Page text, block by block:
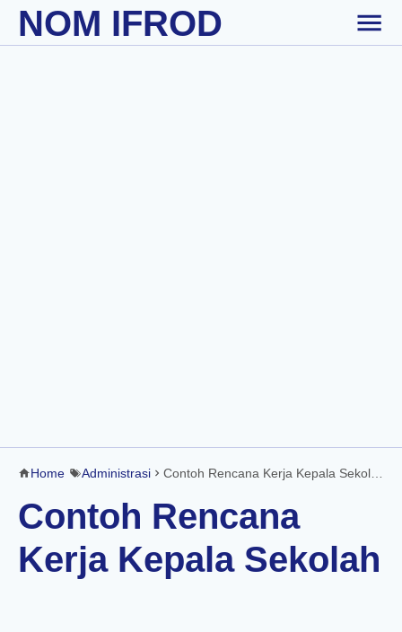
Skip to main content
NOM IFROD
Home Administrasi Contoh Rencana Kerja Kepala Sekolah
Contoh Rencana
Kerja Kepala Sekolah